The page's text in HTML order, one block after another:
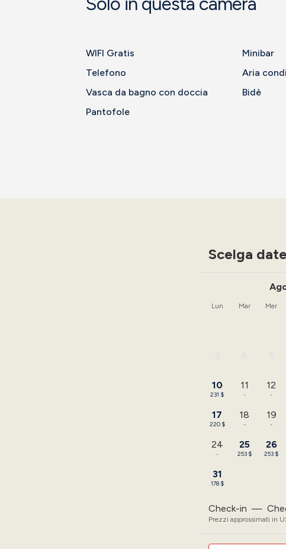
WIFI Gratis Minibar
Telefono
Aria
Vasca da bagno con doccia
Bidè
Pantofole
Scelga
Lun Mar Mer
10
231 $
11
-
12
-
17
220 $
18
-
19
-
24
-
25
253 $
26
253 $
31
178 $
Check-in —
Prezzi approssimati in